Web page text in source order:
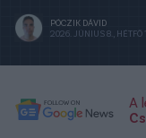
PÓCZIK DÁVID
2026. JÚNIUS 8., HÉTFŐ
A